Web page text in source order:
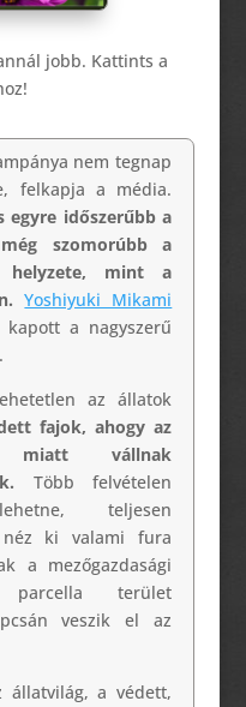
jobb. Kattints a
nem tegnap
felkapja a média.
egyre időszerűbb a
szomorúbb a
helyzete, mint a
Yoshiyuki Mikami
a nagyszerű
az állatok
fajok, ahogy az
miatt vállnak
Több felvételen
teljesen
néz ki valami fura
a mezőgazdasági
parcella terület
veszik el az
állatvilág, a védett,